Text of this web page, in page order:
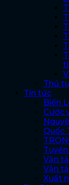
Thủ
Tin tức
Biến
Cước
Quốc
Vận
Vận
Xuất